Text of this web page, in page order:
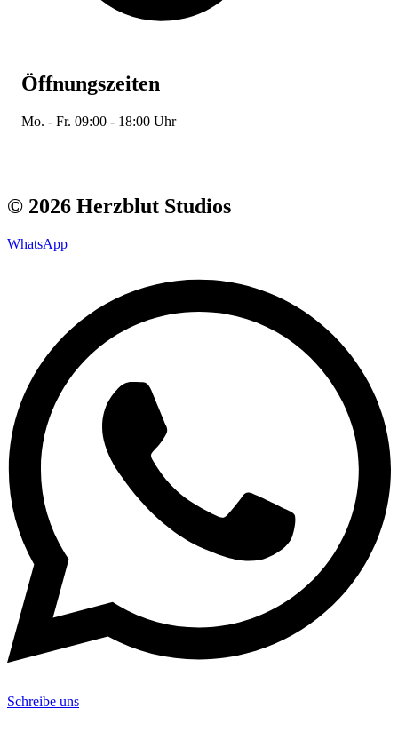
Öffnungszeiten
Mo. - Fr. 09:00 - 18:00 Uhr
© 2026 Herzblut Studios
WhatsApp
Schreibe uns